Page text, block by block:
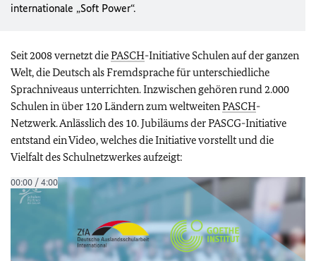
internationale „Soft Power“.
Seit 2008 vernetzt diePASCH-Initiative Schulen auf der ganzen
Welt, die Deutsch als Fremdsprache für unterschiedliche
Sprachniveaus unterrichten. Inzwischen gehören rund 2.000
Schulen in über 120 Ländern zum weltweiten PASCH-
Netzwerk. Anlässlich des 10. Jubiläums der PASCG-Initiative
entstand ein Video, welches die Initiative vorstellt und die
Vielfalt des Schulnetzwerkes aufzeigt: